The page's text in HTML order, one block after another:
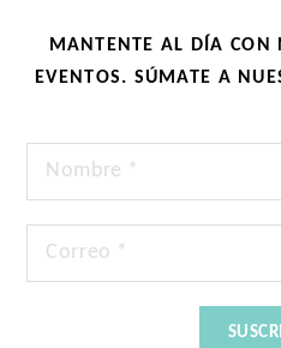
MANTENTE AL DÍA CON
EVENTOS. SÚMATE A